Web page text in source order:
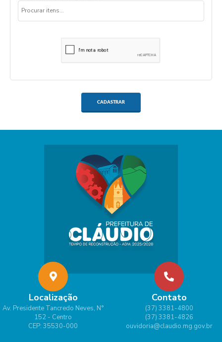
CADASTRAR
Localização
Av. Presidente Tancredo Neves, N°
152 - Centro
CEP: 35530-000
Contato
(37) 3381-4800
(37) 3381-4826
ouvidoria@claudio.mg.gov.br